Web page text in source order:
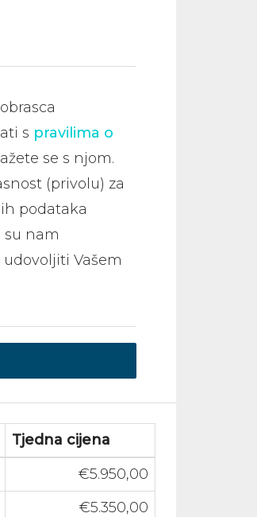
s pravilima o
se s njom.
(privolu) za
podataka
su nam
Vašem
Tjedna cijena
€5.950,00
€5.350,00